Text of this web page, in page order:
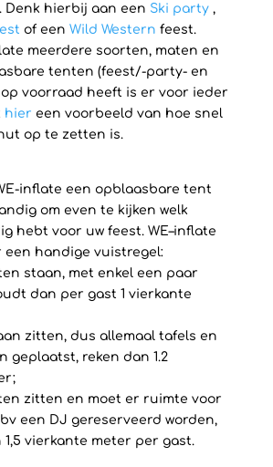
Denk hierbij aan een Ski party,
of een Wild Western feest.
meerdere soorten, maten en
tenten (feest/-party- en
voorraad heeft is er voor ieder
hier een voorbeeld van hoe snel
op te zetten is.
inflate een opblaasbare tent
om even te kijken welk
hebt voor uw feest. WE–inflate
handige vuistregel:
staan, met enkel een paar
dan per gast 1 vierkante
zitten, dus allemaal tafels en
geplaatst, reken dan 1.2
zitten en moet er ruimte voor
een DJ gereserveerd worden,
vierkante meter per gast.